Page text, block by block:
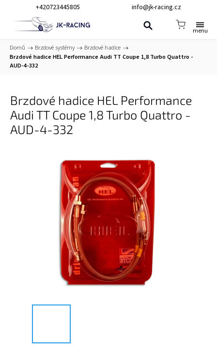
+420723445805 info@jk-racing.cz
Domů / Brzdové systémy / Brzdové hadice /
Brzdové hadice HEL Performance Audi TT Coupe 1,8 Turbo Quattro -
AUD-4-332
Brzdové hadice HEL Performance
Audi TT Coupe 1,8 Turbo Quattro -
AUD-4-332